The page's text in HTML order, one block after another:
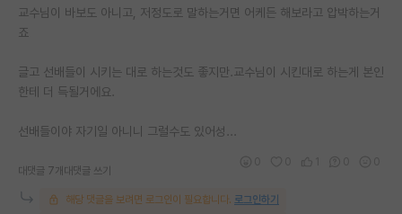
교수님이 바보도 아니고, 저정도로 말하는거면 어케든 해보라고 압박하는거
죠
글고 선배들이 시키는 대로 하는것도 좋지만.교수님이 시킨대로 하는게 본인
한테 더 득될거에요.
선배들이야 자기일 아니니 그럴수도 있어성...
대댓글 7개 대댓글 쓰기
해당 댓글을 보려면 로그인이 필요합니다. 로그인하기